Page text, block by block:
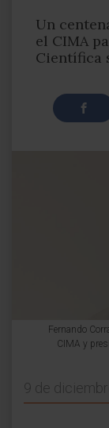
Un
el CIMA
Científica
Fernando
CIMA y
9 de